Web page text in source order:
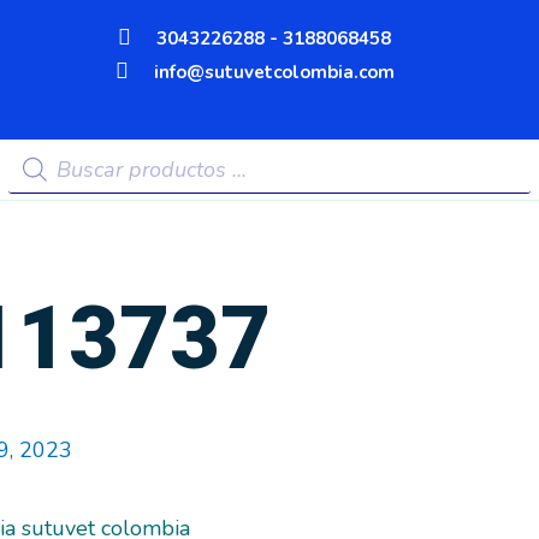
3043226288 - 3188068458
info@sutuvetcolombia.com
Búsqueda
de
2023